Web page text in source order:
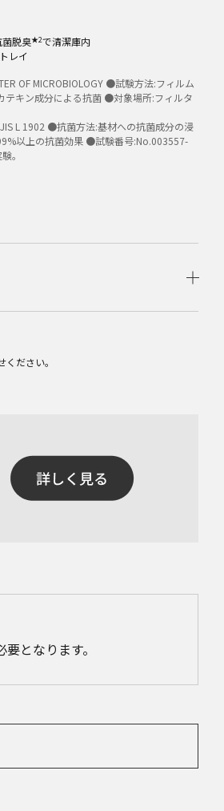
菌脱臭★2で清潔庫内
レイ
OF MICROBIOLOGY ●試験方法:フィルム
キン成分による抗菌 ●対象場所:フィルタ
L 1902 ●抗菌方法:基材への抗菌成分の浸
以上の抗菌効果 ●試験番号:No.003557-
。
ださい。
となります。